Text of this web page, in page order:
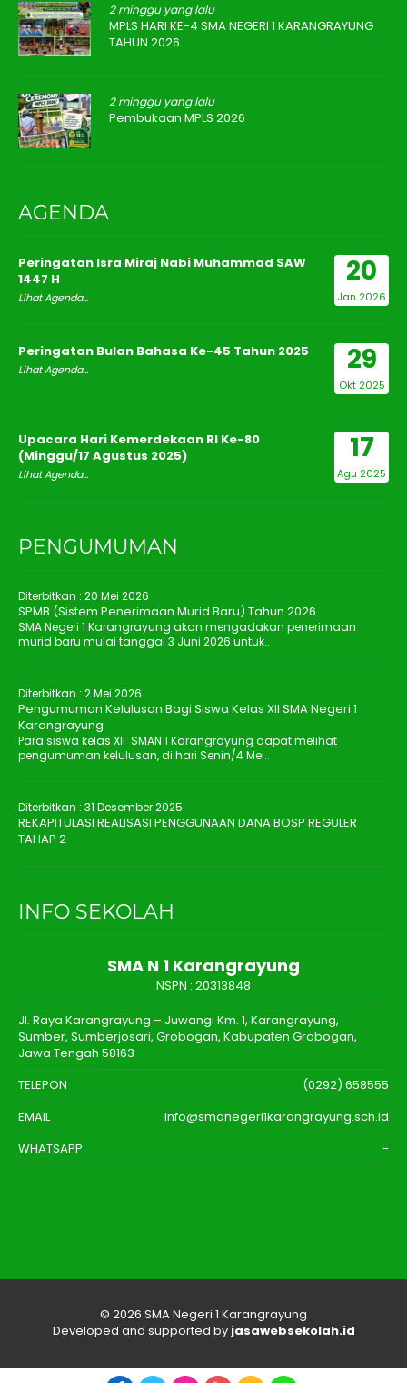
2 minggu yang lalu
MPLS HARI KE-4 SMA NEGERI 1 KARANGRAYUNG
TAHUN 2026
2 minggu yang lalu
Pembukaan MPLS 2026
AGENDA
20
Jan 2026
Peringatan Isra Miraj Nabi Muhammad SAW
1447 H
Lihat Agenda...
29
Okt 2025
Peringatan Bulan Bahasa Ke-45 Tahun 2025
Lihat Agenda...
17
Agu 2025
Upacara Hari Kemerdekaan RI Ke-80
(Minggu/17 Agustus 2025)
Lihat Agenda...
PENGUMUMAN
Diterbitkan : 20 Mei 2026
SPMB (Sistem Penerimaan Murid Baru) Tahun 2026
SMA Negeri 1 Karangrayung akan mengadakan penerimaan
murid baru mulai tanggal 3 Juni 2026 untuk..
Diterbitkan : 2 Mei 2026
Pengumuman Kelulusan Bagi Siswa Kelas XII SMA Negeri 1
Karangrayung
Para siswa kelas XII SMAN 1 Karangrayung dapat melihat
pengumuman kelulusan, di hari Senin/4 Mei..
Diterbitkan : 31 Desember 2025
REKAPITULASI REALISASI PENGGUNAAN DANA BOSP REGULER
TAHAP 2
INFO SEKOLAH
SMA N 1 Karangrayung
NSPN : 20313848
Jl. Raya Karangrayung – Juwangi Km. 1, Karangrayung,
Sumber, Sumberjosari, Grobogan, Kabupaten Grobogan,
Jawa Tengah 58163
TELEPON
(0292) 658555
EMAIL
info@smanegeri1karangrayung.sch.id
WHATSAPP
-
© 2026 SMA Negeri 1 Karangrayung
Developed and supported by jasawebsekolah.id